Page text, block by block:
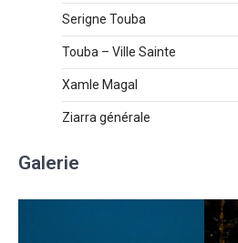
Serigne Touba
Touba – Ville Sainte
Xamle Magal
Ziarra générale
Galerie